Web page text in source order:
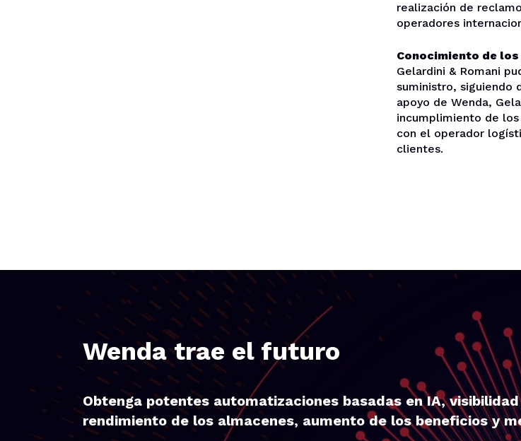
realización de
operadores
Conocimiento de
Gelardini & Romani
suministro, siguiendo
apoyo de Wenda,
incumplimiento de
con el operador
clientes.
Wenda trae el futuro
Obtenga potentes automatizaciones basadas en IA,
rendimiento de los almacenes, aumento de los beneficios y